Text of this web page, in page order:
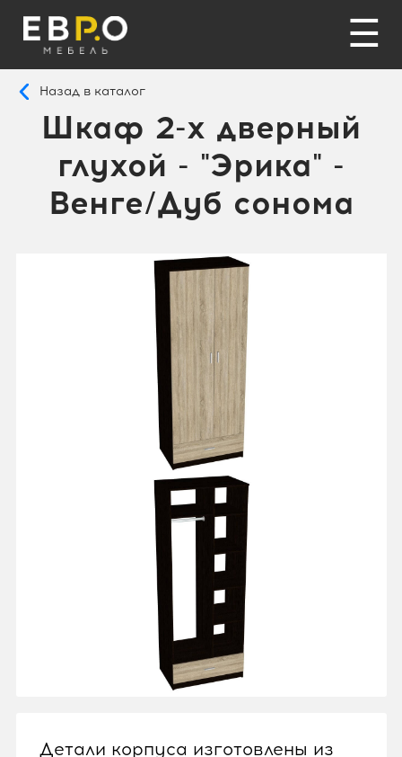
☰
Назад в каталог
Шкаф 2-х дверный
глухой - "Эрика" -
Венге/Дуб сонома
Детали корпуса изготовлены из